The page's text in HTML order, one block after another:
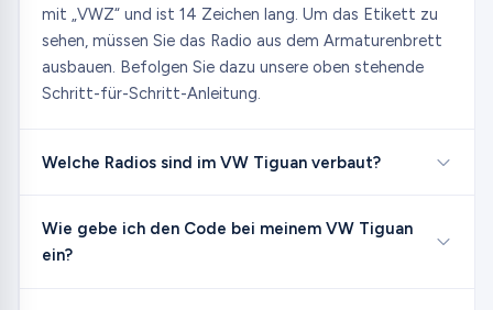
mit „VWZ“ und ist 14 Zeichen lang. Um das Etikett zu
sehen, müssen Sie das Radio aus dem Armaturenbrett
ausbauen. Befolgen Sie dazu unsere oben stehende
Schritt-für-Schritt-Anleitung.
Welche Radios sind im VW Tiguan verbaut?
Wie gebe ich den Code bei meinem VW Tiguan
ein?